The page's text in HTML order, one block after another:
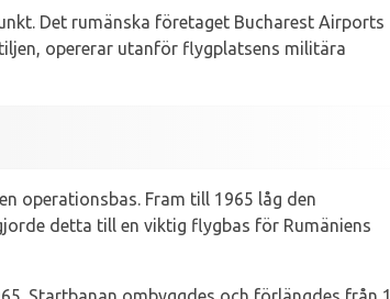
Det rumänska företaget Bucharest Airports
opererar utanför flygplatsens militära
operationsbas. Fram till 1965 låg den
detta till en viktig flygbas för Rumäniens